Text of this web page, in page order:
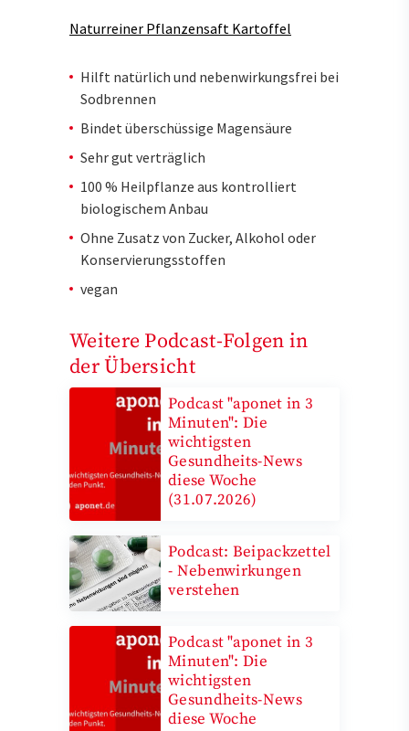
Naturreiner Pflanzensaft Kartoffel
Hilft natürlich und nebenwirkungsfrei bei
Sodbrennen
Bindet überschüssige Magensäure
Sehr gut verträglich
100 % Heilpflanze aus kontrolliert
biologischem Anbau
Ohne Zusatz von Zucker, Alkohol oder
Konservierungsstoffen
vegan
Weitere Podcast-Folgen in
der Übersicht
Podcast "aponet in 3
Minuten": Die
wichtigsten
Gesundheits-News
diese Woche
(31.07.2026)
Podcast: Beipackzettel
- Nebenwirkungen
verstehen
Podcast "aponet in 3
Minuten": Die
wichtigsten
Gesundheits-News
diese Woche